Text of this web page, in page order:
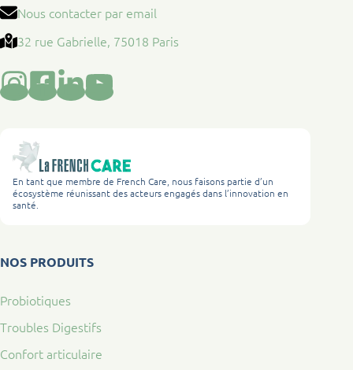
Nous contacter par email
32 rue Gabrielle, 75018 Paris
En tant que membre de French Care, nous faisons partie d’un
écosystème réunissant des acteurs engagés dans l’innovation en
santé.
NOS PRODUITS
Probiotiques
Troubles Digestifs
Confort articulaire